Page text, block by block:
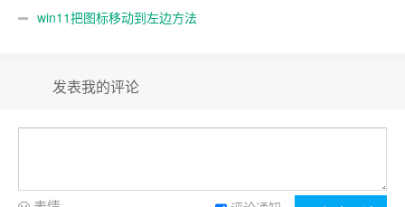
win11把图标移动到左边方法
发表我的评论